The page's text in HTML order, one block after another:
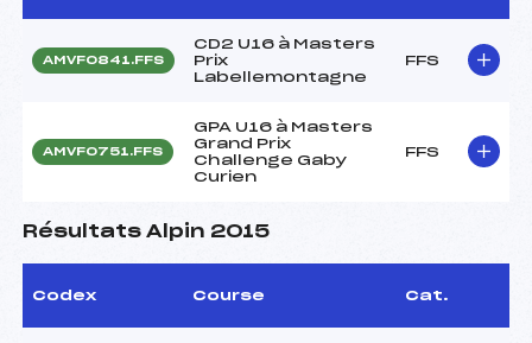
AMVF0841.FFS
CD2 U16 à Masters
Prix
Labellemontagne
FFS
AMVF0751.FFS
GPA U16 à Masters
Grand Prix
Challenge Gaby
Curien
FFS
Résultats Alpin 2015
Codex Course Cat.